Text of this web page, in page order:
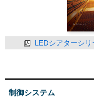
LEDシアターシ
制御システム